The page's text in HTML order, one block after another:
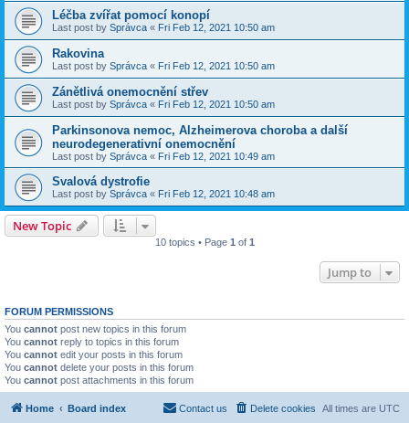
Léčba zvířat pomocí konopí
Last post by Správca « Fri Feb 12, 2021 10:50 am
Rakovina
Last post by Správca « Fri Feb 12, 2021 10:50 am
Zánětlivá onemocnění střev
Last post by Správca « Fri Feb 12, 2021 10:50 am
Parkinsonova nemoc, Alzheimerova choroba a další
neurodegenerativní onemocnění
Last post by Správca « Fri Feb 12, 2021 10:49 am
Svalová dystrofie
Last post by Správca « Fri Feb 12, 2021 10:48 am
New Topic
10 topics • Page 1 of 1
Jump to
FORUM PERMISSIONS
You cannot post new topics in this forum
You cannot reply to topics in this forum
You cannot edit your posts in this forum
You cannot delete your posts in this forum
You cannot post attachments in this forum
Home Board index All times are UTC
Delete cookies
Contact us